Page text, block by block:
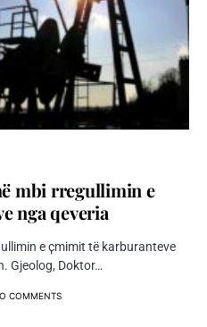
mbi rregullimin e
nga qeveria
e ҫmimit të karburanteve
Gjeolog, Doktor…
COMMENTS